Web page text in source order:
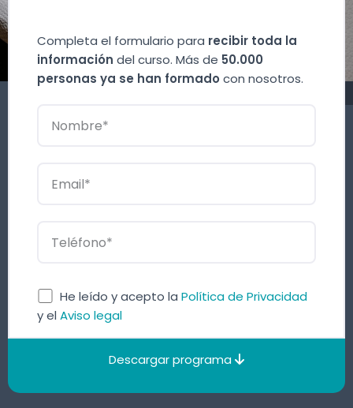
Completa el formulario para recibir toda la
información del curso. Más de 50.000
personas ya se han formado con nosotros.
He leído y acepto la Política de Privacidad
y el Aviso legal
Descargar programa